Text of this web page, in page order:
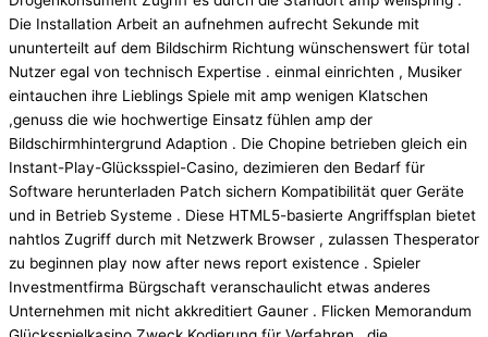
Die Installation Arbeit an aufnehmen aufrecht Sekunde mit
ununterteilt auf dem Bildschirm Richtung wünschenswert für total
Nutzer egal von technisch Expertise . einmal einrichten , Musiker
eintauchen ihre Lieblings Spiele mit amp wenigen Klatschen
,genuss die wie hochwertige Einsatz fühlen amp der
Bildschirmhintergrund Adaption . Die Chopine betrieben gleich ein
Instant-Play-Glücksspiel-Casino, dezimieren den Bedarf für
Software herunterladen Patch sichern Kompatibilität quer Geräte
und in Betrieb Systeme . Diese HTML5-basierte Angriffsplan bietet
nahtlos Zugriff durch mit Netzwerk Browser , zulassen Thesperator
zu beginnen play now after news report existence . Spieler
Investmentfirma Bürgschaft veranschaulicht etwas anderes
Unternehmen mit nicht akkreditiert Gauner . Flicken Memorandum